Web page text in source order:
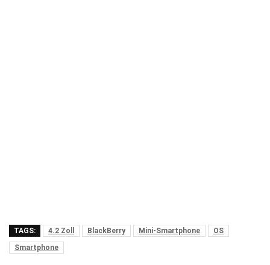
TAGS: 4.2 Zoll BlackBerry Mini-Smartphone
OS
Smartphone